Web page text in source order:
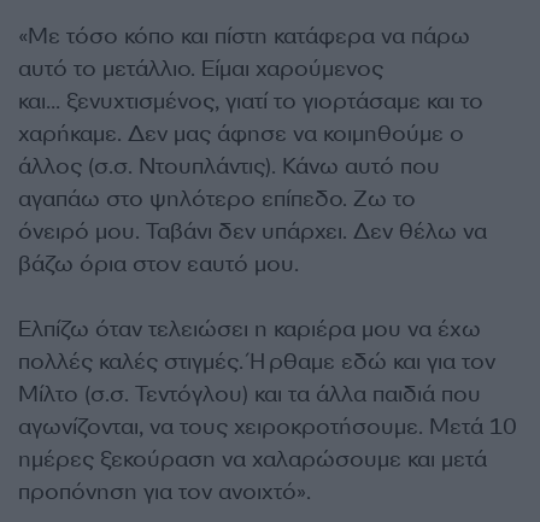
«Με τόσο κόπο και πίστη κατάφερα να πάρω
αυτό το μετάλλιο. Είμαι χαρούμενος
και… ξενυχτισμένος, γιατί το γιορτάσαμε και το
χαρήκαμε. Δεν μας άφησε να κοιμηθούμε ο
άλλος (σ.σ. Ντουπλάντις). Κάνω αυτό που
αγαπάω στο ψηλότερο επίπεδο. Ζω το
όνειρό μου. Ταβάνι δεν υπάρχει. Δεν θέλω να
βάζω όρια στον εαυτό μου.
Ελπίζω όταν τελειώσει η καριέρα μου να έχω
πολλές καλές στιγμές. Ήρθαμε εδώ και για τον
Μίλτο (σ.σ. Τεντόγλου) και τα άλλα παιδιά που
αγωνίζονται, να τους χειροκροτήσουμε. Μετά 10
ημέρες ξεκούραση να χαλαρώσουμε και μετά
προπόνηση για τον ανοιχτό».